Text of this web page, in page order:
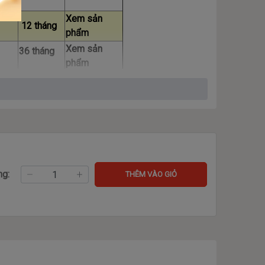
12 tháng
Xem sản
phẩm
36 tháng
Xem sản
phẩm
phẩm
------- THÊM VÀO GIỎ